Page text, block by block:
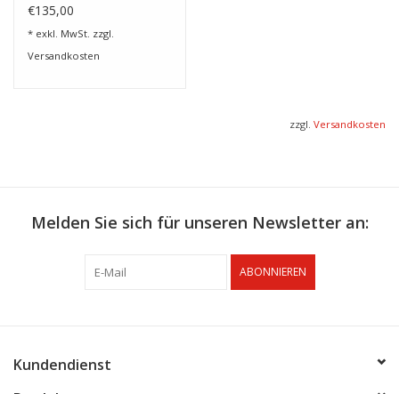
€135,00
* exkl. MwSt. zzgl.
Versandkosten
zzgl. Versandkosten
Melden Sie sich für unseren Newsletter an:
ABONNIEREN
Kundendienst